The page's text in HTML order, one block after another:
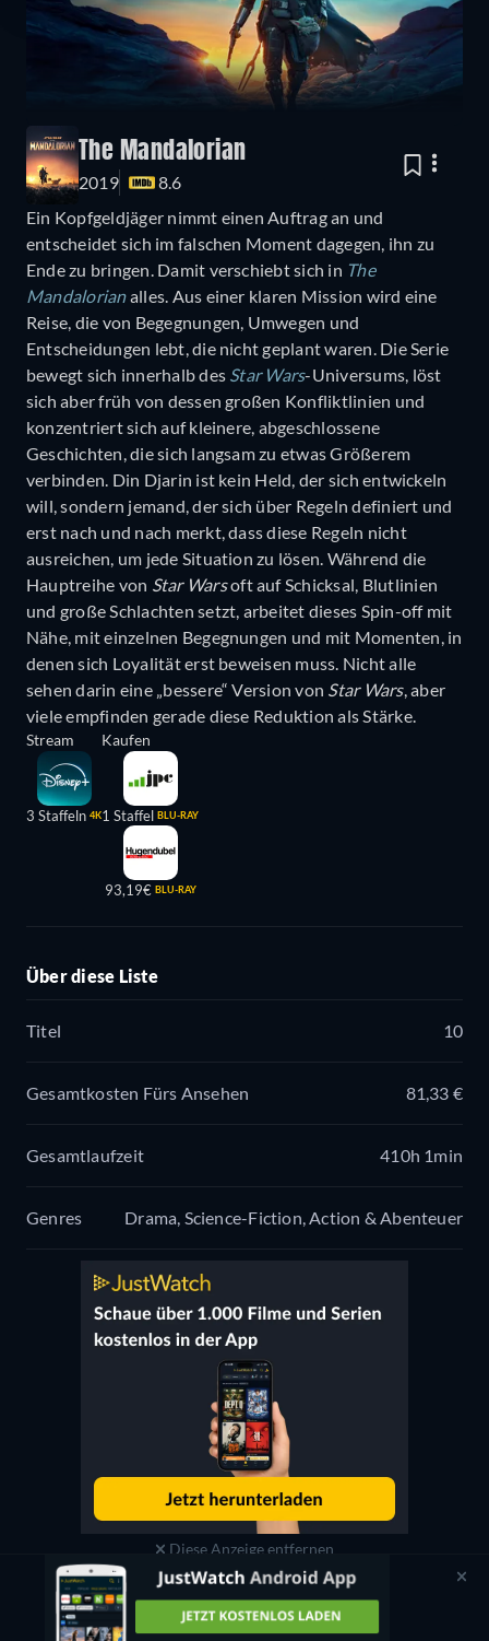
The Mandalorian
2019
8.6
Ein Kopfgeldjäger nimmt einen Auftrag an und
entscheidet sich im falschen Moment dagegen, ihn zu
Ende zu bringen. Damit verschiebt sich in The
Mandalorianalles. Aus einer klaren Mission wird eine
Reise, die von Begegnungen, Umwegen und
Entscheidungen lebt, die nicht geplant waren. Die Serie
bewegt sich innerhalb des Star Wars-Universums, löst
sich aber früh von dessen großen Konfliktlinien und
konzentriert sich auf kleinere, abgeschlossene
Geschichten, die sich langsam zu etwas Größerem
verbinden. Din Djarin ist kein Held, der sich entwickeln
will, sondern jemand, der sich über Regeln definiert und
erst nach und nach merkt, dass diese Regeln nicht
ausreichen, um jede Situation zu lösen. Während die
Hauptreihe von Star Warsoft auf Schicksal, Blutlinien
und große Schlachten setzt, arbeitet dieses Spin-off mit
Nähe, mit einzelnen Begegnungen und mit Momenten, in
denen sich Loyalität erst beweisen muss. Nicht alle
sehen darin eine „bessere“ Version von Star Wars, aber
viele empfinden gerade diese Reduktion als Stärke.
Stream
3 Staffeln 4K
Kaufen
1 Staffel BLU-RAY
93,19€ BLU-RAY
Über diese Liste
Titel 10
Gesamtkosten Fürs Ansehen 81,33 €
Gesamtlaufzeit 410h 1min
Genres Drama, Science-Fiction, Action & Abenteuer
Diese Anzeige entfernen